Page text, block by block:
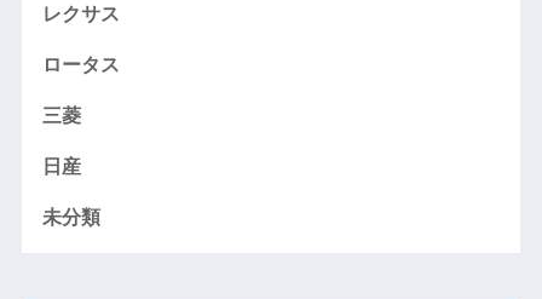
レクサス
ロータス
三菱
日産
未分類